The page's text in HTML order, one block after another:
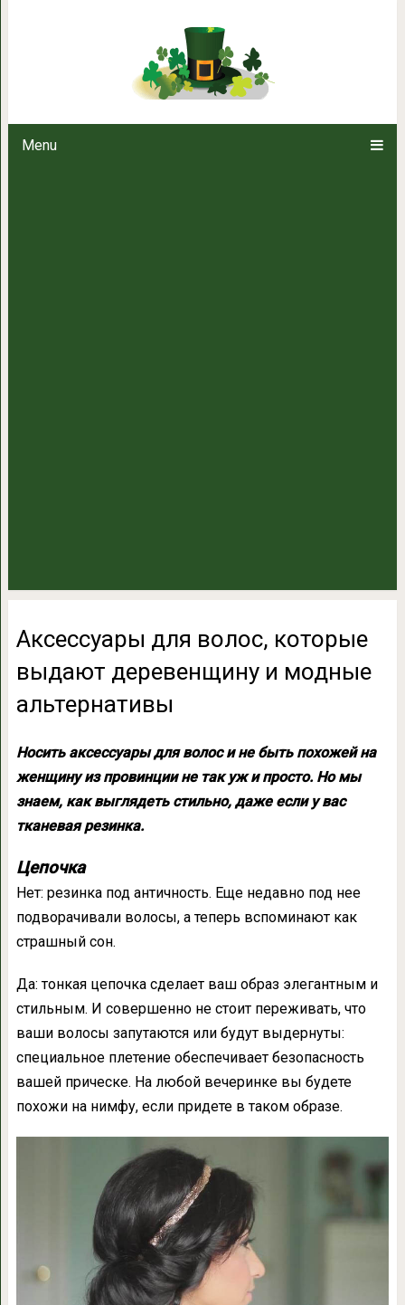
Menu
Аксессуары для волос,
Аксессуары для волос, которые
выдают деревенщину и модные
альтернативы
Носить аксессуары для волос и не быть похожей на
женщину из провинции не так уж и просто. Но мы
знаем, как выглядеть стильно, даже если у вас
тканевая резинка.
Цепочка
Нет: резинка под античность. Еще недавно под нее
подворачивали волосы, а теперь вспоминают как
страшный сон.
Да: тонкая цепочка сделает ваш образ элегантным и
стильным. И совершенно не стоит переживать, что
ваши волосы запутаются или будут выдернуты:
специальное плетение обеспечивает безопасность
вашей прическе. На любой вечеринке вы будете
похожи на нимфу, если придете в таком образе.